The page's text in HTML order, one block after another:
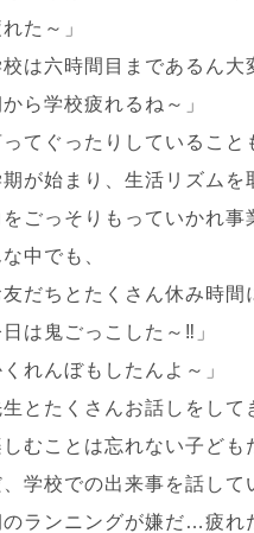
れた～」
校は六時間目まであるん大
から学校疲れるね～」
ってぐったりしていること
期が始まり、生活リズムを
ごっそりもっていかれ事
中でも、
友だちとたくさん休み時間
日は鬼ごっこした～‼」
くれんぼもしたんよ～」
生とたくさんお話しをして
しむことは忘れない子ども
、学校での出来事を話して
のランニングが嫌だ…疲れ